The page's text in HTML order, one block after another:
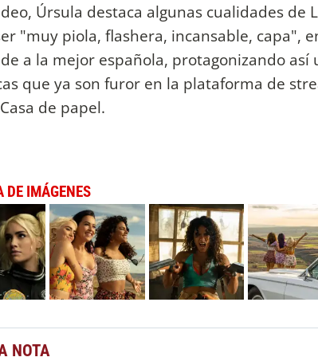
Úrsula destaca algunas cualidades
"muy piola, flashera, incansable, capa",
a la mejor española, protagonizando
que ya son furor en la plataforma de
de papel.
DE IMÁGENES
NOTA